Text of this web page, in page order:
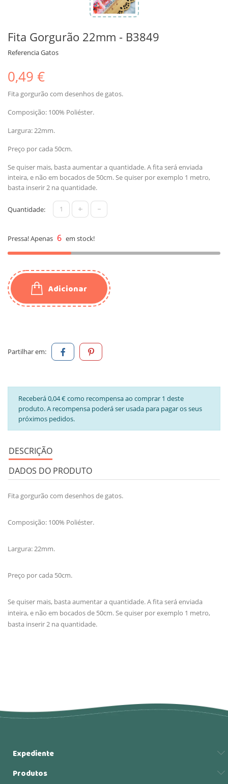
Fita Gorgurão 22mm - B3849
ReferenciaGatos
0,49 €
Fita gorgurão com desenhos de gatos.
Composição: 100% Poliéster.
Largura: 22mm.
Preço por cada 50cm.
Se quiser mais, basta aumentar a quantidade. A fita será enviada
inteira, e não em bocados de 50cm. Se quiser por exemplo 1 metro,
basta inserir 2 na quantidade.
Quantidade: + -
Pressa! Apenas 6 em stock!
Adicionar
Partilhar em:
Receberá 0,04 € como recompensa ao comprar 1 deste
produto. A recompensa poderá ser usada para pagar os seus
próximos pedidos.
DESCRIÇÃO
DADOS DO PRODUTO
Fita gorgurão com desenhos de gatos.
Composição: 100% Poliéster.
Largura: 22mm.
Preço por cada 50cm.
Se quiser mais, basta aumentar a quantidade. A fita será enviada
inteira, e não em bocados de 50cm. Se quiser por exemplo 1 metro,
basta inserir 2 na quantidade.
Expediente
Produtos